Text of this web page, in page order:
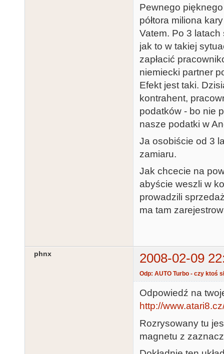
Pewnego
półtora miliona
Vatem. Po 3
jak to w takiej
zapłacić
niemiecki partner
Efekt jest taki.
kontrahent,
podatków - bo nie
nasze podatki w
Ja osobiście od 3
zamiaru.
Jak chcecie na
abyście weszli w
prowadzili
ma tam
phnx 2008-02-09
Odp: AUTO Turbo - czy ktoś
Odpowiedź na
http://
Rozrysowany tu
magnetu z